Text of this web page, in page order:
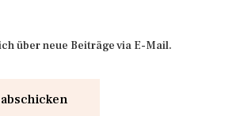
über neue Beiträge via E-Mail.